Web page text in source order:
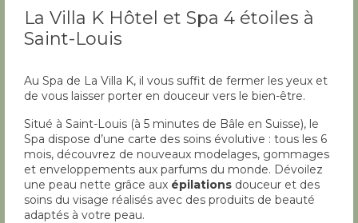
La Villa K Hôtel et Spa 4 étoiles à
Saint-Louis
Au Spa de La Villa K, il vous suffit de fermer les yeux et
de vous laisser porter en douceur vers le bien-être.
Situé à Saint-Louis (à 5 minutes de Bâle en Suisse), le
Spa dispose d’une carte des soins évolutive : tous les 6
mois, découvrez de nouveaux modelages, gommages
et enveloppements aux parfums du monde. Dévoilez
une peau nette grâce aux épilations douceur et des
soins du visage réalisés avec des produits de beauté
adaptés à votre peau.